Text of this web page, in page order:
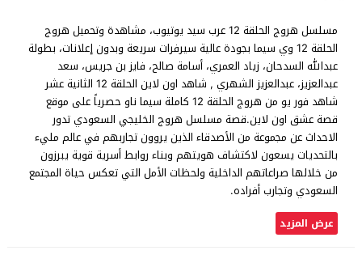
مسلسل هروج الحلقة 12 عرب سيد يوتيوب، مشاهدة وتحميل هروج
الحلقة 12 وي سيما بجودة عالية سيرفرات سريعة وبدون إعلانات، بطولة
عبدالله السدحان، زياد العمري، أسامة صالح، فايز بن جريس، سعد
عبدالعزيز، عبدالعزيز الشهري , شاهد اون لاين الحلقة 12 الثانية عشر
شاهد فور يو من هروج الحلقة 12 كاملة سيما ناو حصرياً على موقع
قصة عشق اون لاين.قصة مسلسل هروج الخليجي السعودي تدور
الاحداث عن مجموعة من الأصدقاء الذين يروون تجاربهم في عالم مليء
بالتحديات يسعون لاكتشاف هويتهم وبناء روابط أسرية قوية يبرزون
من خلالها صراعاتهم الداخلية ولحظات الأمل التي تعكس حياة المجتمع
السعودي وتجارب أفراده.
عرض المزيد